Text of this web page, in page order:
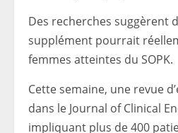
Des recherches suggèrent
supplément pourrait
femmes atteintes du SOPK.
Cette semaine, une revue
dans le Journal of Clinical
impliquant plus de 400